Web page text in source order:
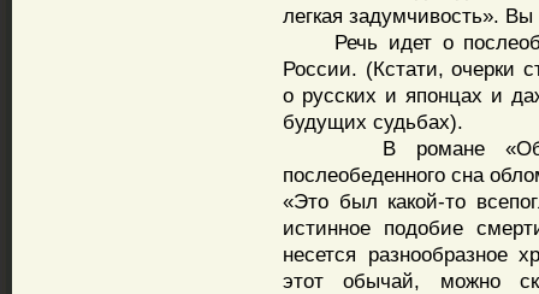
легкая задумчивость».
Речь идет о
России. (Кстати, очерки
о русских и японцах и
будущих судьбах).
В романе
послеобеденного сна
«Это был какой-то
истинное подобие
несется разнообразное
этот обычай, можно